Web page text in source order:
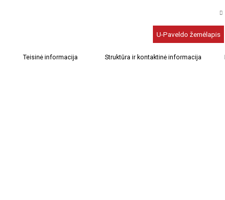
U-Paveldo žemėlapis
Teisinė informacija Struktūra ir kontaktinė informacija